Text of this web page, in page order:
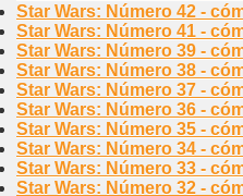
Star Wars: Número 42 -
Star Wars: Número 41 -
Star Wars: Número 39 -
Star Wars: Número 38 -
Star Wars: Número 37 -
Star Wars: Número 36 -
Star Wars: Número 35 -
Star Wars: Número 34 -
Star Wars: Número 33 -
Star Wars: Número 32 -